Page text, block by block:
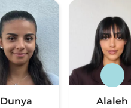
Dunya Alaleh